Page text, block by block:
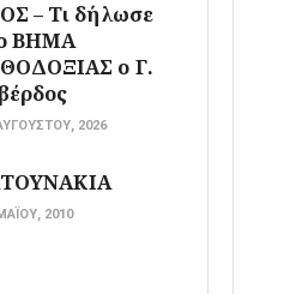
– Τι δήλωσε
ΒΗΜΑ
ο Γ.
2026
2010